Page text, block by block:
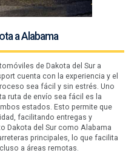
a Alabama
de Dakota del Sur a
cuenta con la experiencia y el
sea fácil y sin estrés. Uno
ruta de envío sea fácil es la
estados. Esto permite que
facilitando entregas y
Dakota del Sur como Alabama
principales, lo que facilita
a áreas remotas.